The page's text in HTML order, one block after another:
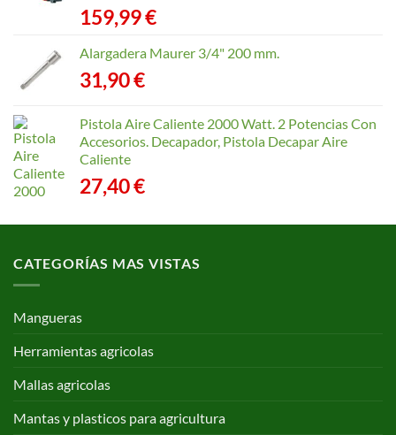
159,99€
Alargadera Maurer 3/4" 200 mm.
31,90€
Pistola Aire Caliente 2000 Watt. 2 Potencias Con
Accesorios. Decapador, Pistola Decapar Aire
Caliente
27,40€
CATEGORÍAS MAS VISTAS
Mangueras
Herramientas agricolas
Mallas agricolas
Mantas y plasticos para agricultura